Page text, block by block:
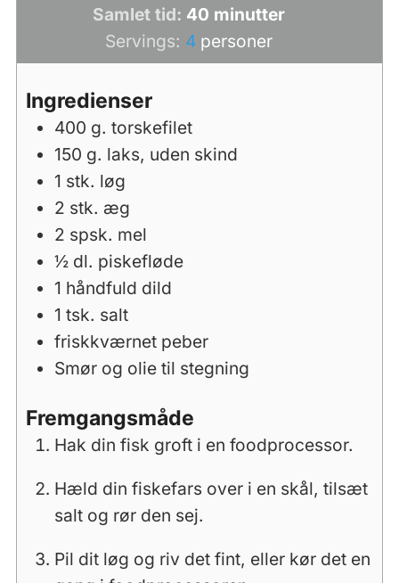
Samlet tid: 40 minutter
minutter
Servings: 4 personer
Ingredienser
400 g. torskefilet
150 g. laks, uden skind
1 stk. løg
2 stk. æg
2 spsk. mel
½ dl. piskefløde
1 håndfuld dild
1 tsk. salt
friskkværnet peber
Smør og olie til stegning
Fremgangsmåde
Hak din fisk groft i en foodprocessor.
Hæld din fiskefars over i en skål, tilsæt
salt og rør den sej.
Pil dit løg og riv det fint, eller kør det en